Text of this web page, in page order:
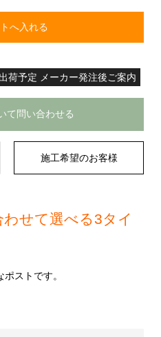
出荷予定 メーカー発注後ご案内
て問い合わせる
施工希望のお客様
せて選べる3タイ
ストです。